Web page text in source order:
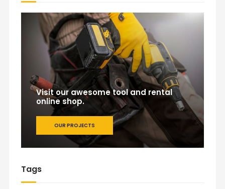
Visit our awesome tool and rental
online shop.
OUR PROJECTS
Tags